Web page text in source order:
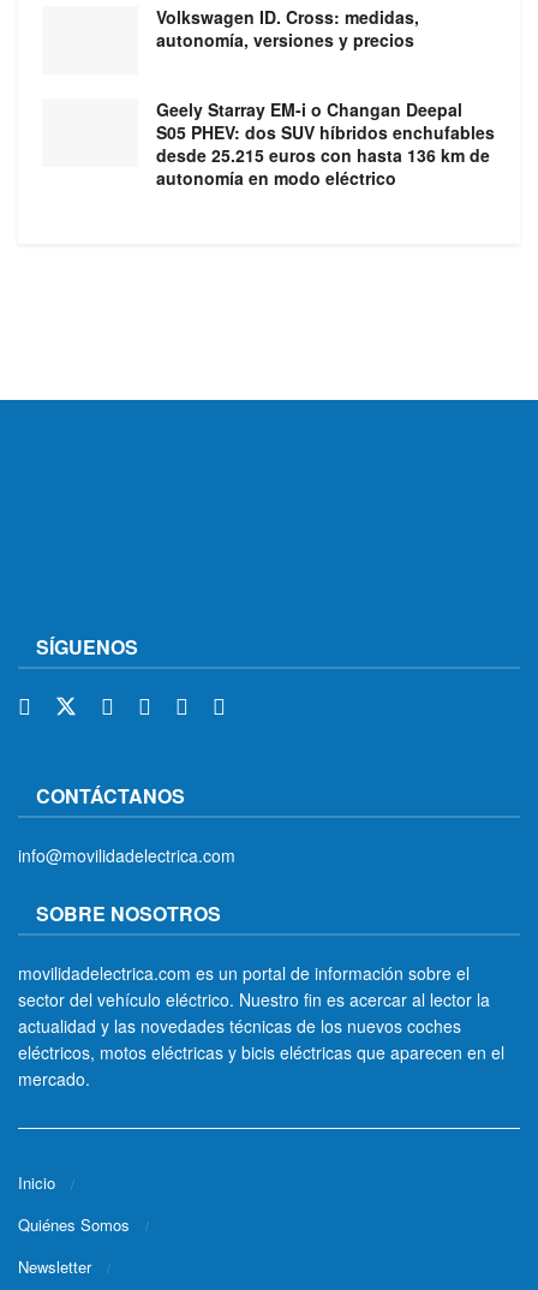
Volkswagen ID. Cross: medidas,
autonomía, versiones y precios
Geely Starray EM-i o Changan Deepal
S05 PHEV: dos SUV híbridos enchufables
desde 25.215 euros con hasta 136 km de
autonomía en modo eléctrico
SÍGUENOS
CONTÁCTANOS
info@movilidadelectrica.com
SOBRE NOSOTROS
movilidadelectrica.com es un portal de información sobre el
sector del vehículo eléctrico. Nuestro fin es acercar al lector la
actualidad y las novedades técnicas de los nuevos coches
eléctricos, motos eléctricas y bicis eléctricas que aparecen en el
mercado.
Inicio
Quiénes Somos
Newsletter